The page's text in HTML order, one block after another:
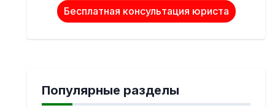
Бесплатная консультация юриста
Популярные разделы